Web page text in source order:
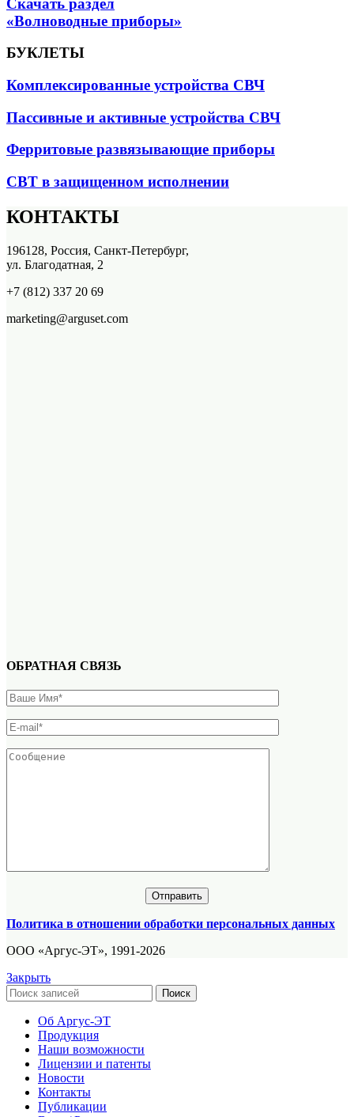
«Волноводные приборы»
БУКЛЕТЫ
Комплексированные устройства СВЧ
Пассивные и активные устройства СВЧ
Ферритовые развязывающие приборы
СВТ в защищенном исполнении
КОНТАКТЫ
196128, Россия, Санкт-Петербург,
ул. Благодатная, 2
+7 (812) 337 20 69
marketing@arguset.com
ОБРАТНАЯ СВЯЗЬ
Политика в отношении обработки персональных данных
ООО «Аргус-ЭТ», 1991-2026
Закрыть
Поиск
Об Аргус-ЭТ
Продукция
Наши возможности
Лицензии и патенты
Новости
Контакты
Публикации